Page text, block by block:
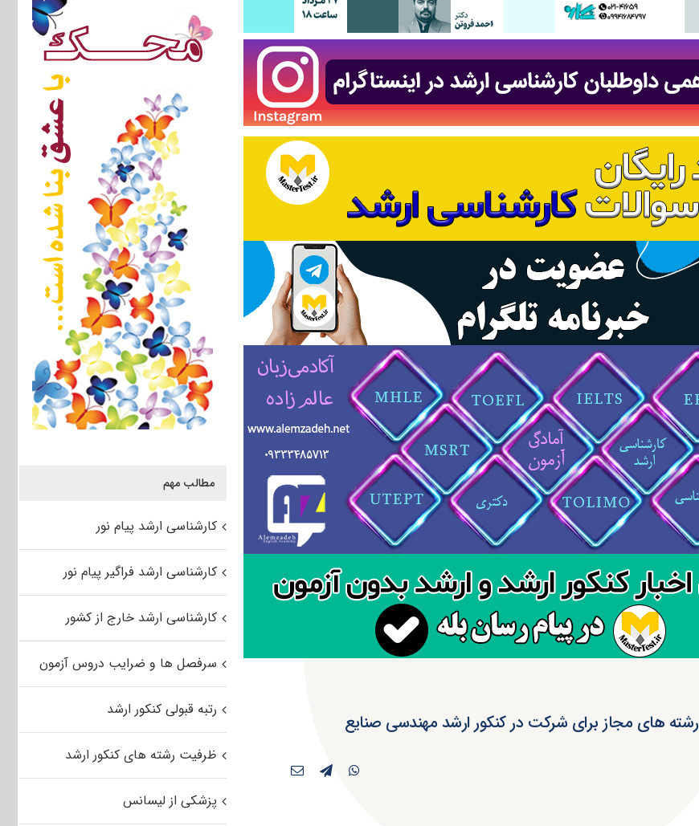
رشته های مجاز برای شرکت در کنکور ارشد مهندسی صنایع
مطالب مهم
کارشناسی ارشد پیام نور
کارشناسی ارشد فراگیر پیام نور
کارشناسی ارشد خارج از کشور
سرفصل ها و ضرایب دروس آزمون
رتبه قبولی کنکور ارشد
ظرفیت رشته های کنکور ارشد
پزشکی از لیسانس